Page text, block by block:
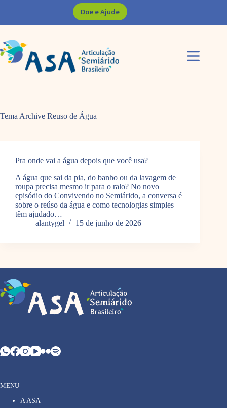
Doe e Ajude
Tema Archive Reuso de Água
Pra onde vai a água depois que você usa?
A água que sai da pia, do banho ou da lavagem de
roupa precisa mesmo ir para o ralo? No novo
episódio do Convivendo no Semiárido, a conversa é
sobre o reúso da água e como tecnologias simples
têm ajudado…
alantygel
15 de junho de 2026
MENU
A ASA